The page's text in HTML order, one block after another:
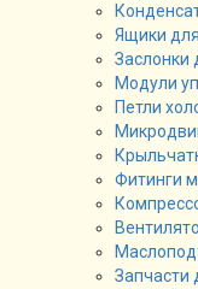
Ящики
Заслонки
Модули
Петли
Фитинги
Запчасти